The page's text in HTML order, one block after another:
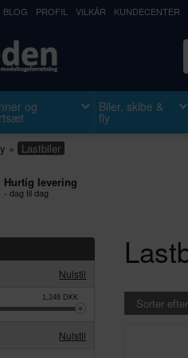
BLOG PROFIL VILKÅR KUNDECENTER
og Biler, skibe &
fly
» Lastbiler
Hurtig levering
- dag til dag
Nulstil
1,248DKK
Nulstil
Sorter